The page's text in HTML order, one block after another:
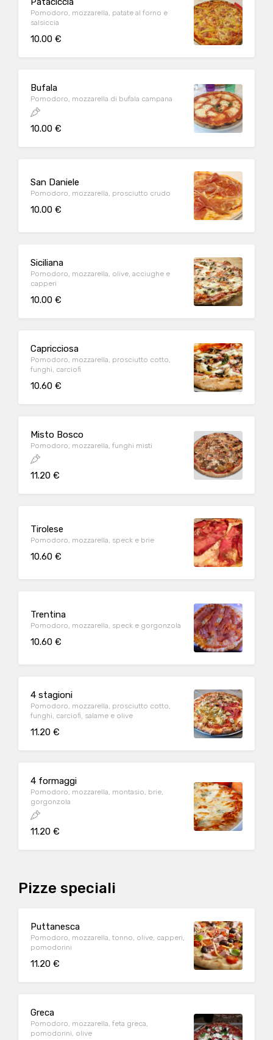
Pomodoro, mozzarella, patate al forno e
salsiccia
10.00 €
Bufala
Pomodoro, mozzarella di bufala campana
10.00 €
San Daniele
Pomodoro, mozzarella, prosciutto crudo
10.00 €
Siciliana
Pomodoro, mozzarella, olive, acciughe e
capperi
10.00 €
Capricciosa
Pomodoro, mozzarella, prosciutto cotto,
funghi, carciofi
10.60 €
Misto Bosco
Pomodoro, mozzarella, funghi misti
11.20 €
Tirolese
Pomodoro, mozzarella, speck e brie
10.60 €
Trentina
Pomodoro, mozzarella, speck e gorgonzola
10.60 €
4 stagioni
Pomodoro, mozzarella, prosciutto cotto,
funghi, carciofi, salame e olive
11.20 €
4 formaggi
Pomodoro, mozzarella, montasio, brie,
gorgonzola
11.20 €
Pizze speciali
Puttanesca
Pomodoro, mozzarella, tonno, olive, capperi,
pomodorini
11.20 €
Greca
Pomodoro, mozzarella, feta greca,
pomodorini, olive